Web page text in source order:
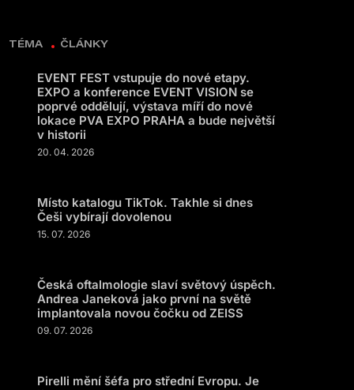
TÉMA ČLÁNKY
EVENT FEST vstupuje do nové etapy.
EXPO a konference EVENT VISION se
poprvé oddělují, výstava míří do nové
lokace PVA EXPO PRAHA a bude největší
v historii
20. 04. 2026
Místo katalogu TikTok. Takhle si dnes
Češi vybírají dovolenou
15. 07. 2026
Česká oftalmologie slaví světový úspěch.
Andrea Janeková jako první na světě
implantovala novou čočku od ZEISS
09. 07. 2026
Pirelli mění šéfa pro střední Evropu. Je